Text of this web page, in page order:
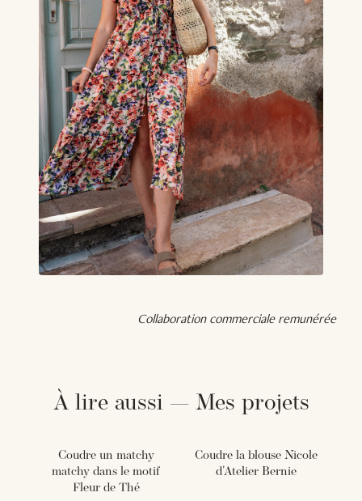
Collaboration commerciale remunérée
À lire aussi — Mes projets
Coudre un matchy
matchy dans le motif
Fleur de Thé
Coudre la blouse Nicole
d'Atelier Bernie